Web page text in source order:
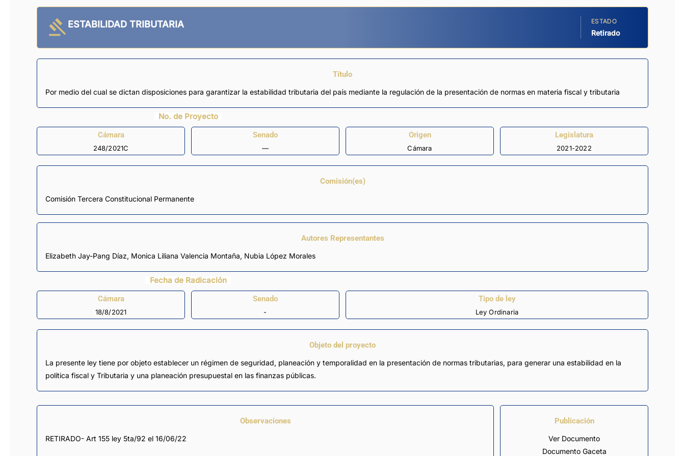
ESTABILIDAD TRIBUTARIA ESTADO
Retirado
Título
Por medio del cual se dictan disposiciones para garantizar la estabilidad tributaria del país mediante la regulación de la presentación de normas en materia fiscal y tributaria
No. de Proyecto
Cámara
248/2021C
Senado
—
Origen
Cámara
Legislatura
2021-2022
Comisión(es)
Comisión Tercera Constitucional Permanente
Autores Representantes
Elizabeth Jay-Pang Díaz, Monica Liliana Valencia Montaña, Nubia López Morales
Fecha de Radicación
Cámara
18/8/2021
Senado
-
Tipo de ley
Ley Ordinaria
Objeto del proyecto
La presente ley tiene por objeto establecer un régimen de seguridad, planeación y temporalidad en la presentación de normas tributarias, para generar una estabilidad en la
política fiscal y Tributaria y una planeación presupuestal en las finanzas públicas.
Observaciones
RETIRADO- Art 155 ley 5ta/92 el 16/06/22
Publicación
Ver Documento
Documento Gaceta